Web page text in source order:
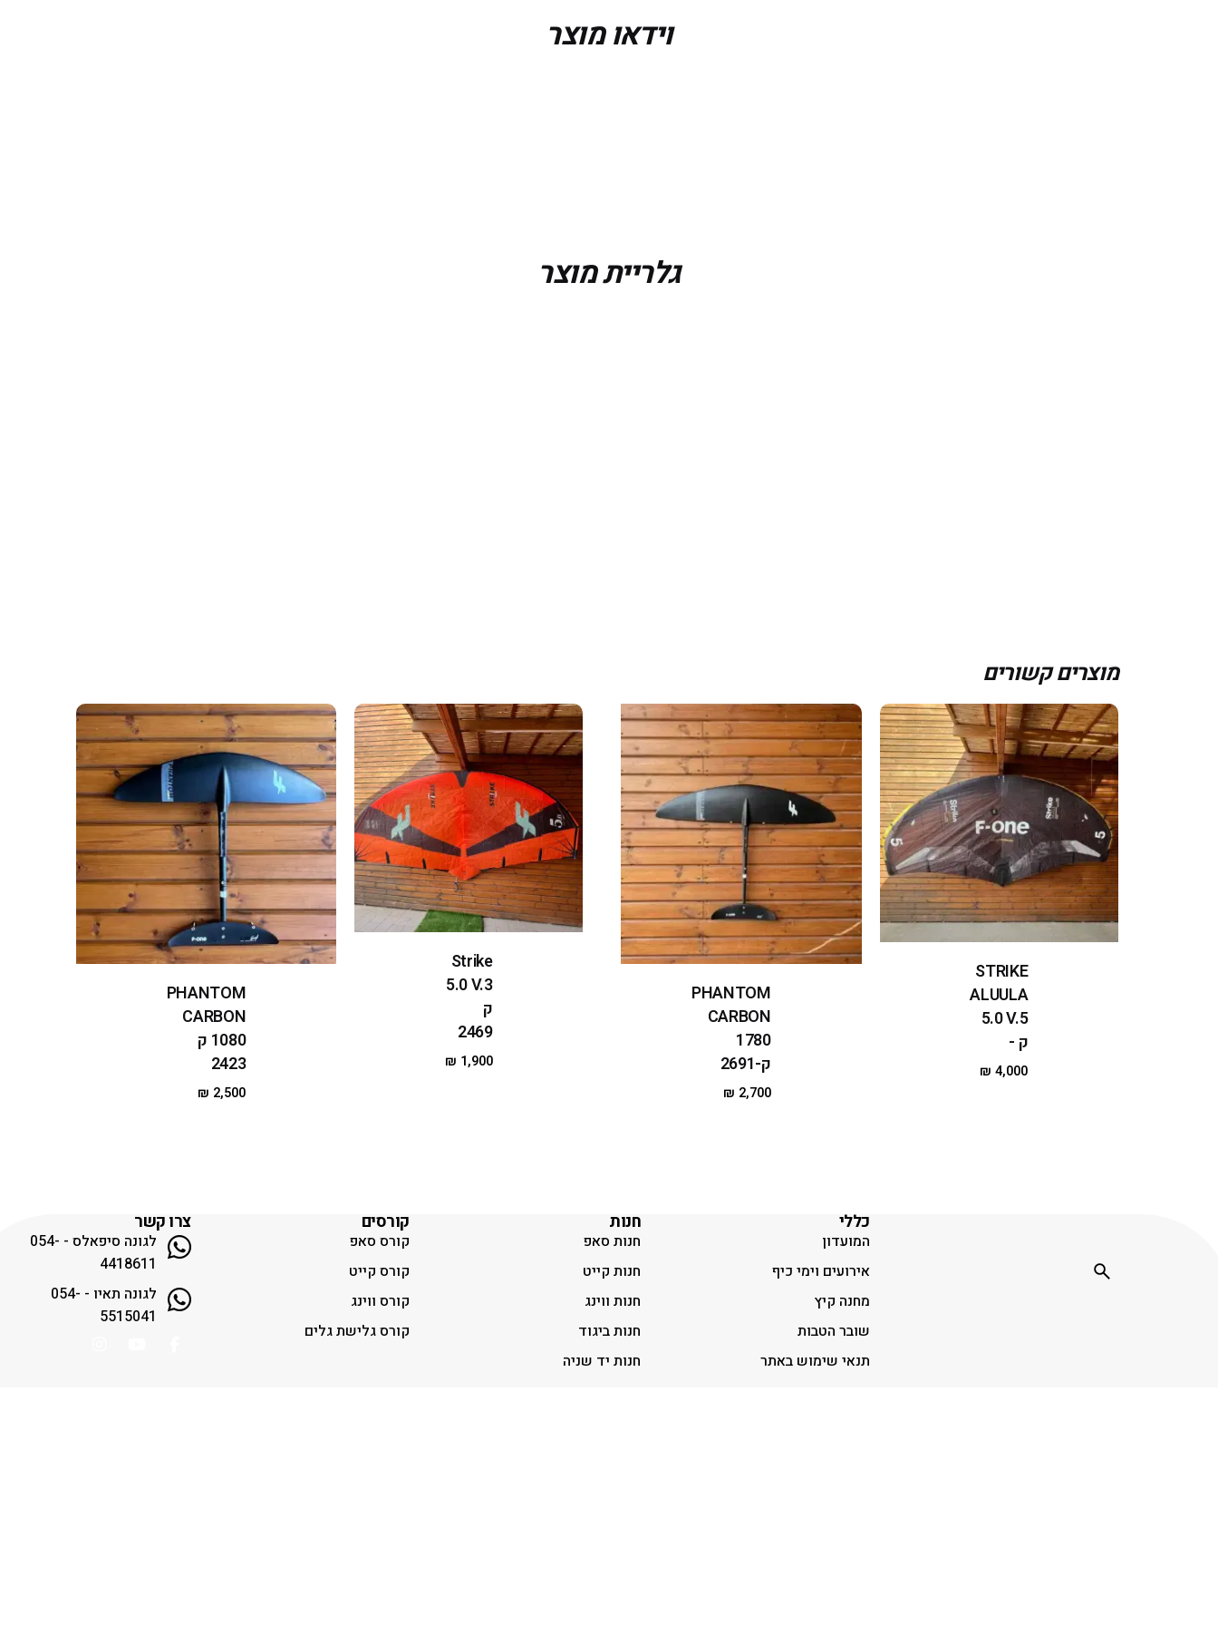
וידאו מוצר
גלריית מוצר
מוצרים קשורים
STRIKE
ALUULA
5.0 V.5
ק -
₪ 4,000
PHANTOM
CARBON
1780
ק-2691
₪ 2,700
Strike
5.0 V.3
ק
2469
₪ 1,900
PHANTOM
CARBON
1080 ק
2423
₪ 2,500
צרו קשר
לגונה סיפאלס - 054-
4418611
לגונה תאיו - 054-
5515041
קורסים
קורס סאפ
קורס קייט
קורס ווינג
קורס גלישת גלים
חנות
חנות סאפ
חנות קייט
חנות ווינג
חנות ביגוד
חנות יד שניה
כללי
המועדון
אירועים וימי כיף
מחנה קיץ
שובר הטבות
תנאי שימוש באתר